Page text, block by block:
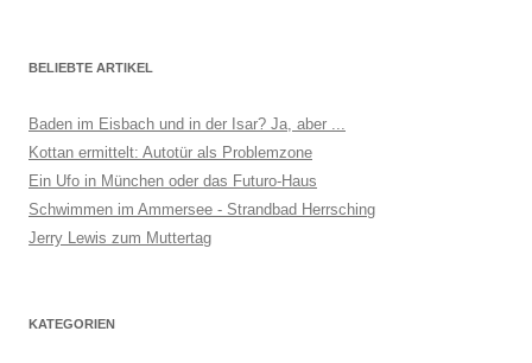
BELIEBTE ARTIKEL
Baden im Eisbach und in der Isar? Ja, aber ...
Kottan ermittelt: Autotür als Problemzone
Ein Ufo in München oder das Futuro-Haus
Schwimmen im Ammersee - Strandbad Herrsching
Jerry Lewis zum Muttertag
KATEGORIEN